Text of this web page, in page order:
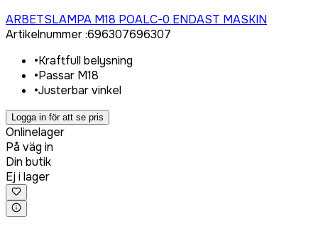
ARBETSLAMPA M18 POALC-0 ENDAST MASKIN
Artikelnummer:696307696307
•Kraftfull belysning
•Passar M18
•Justerbar vinkel
Logga in för att se pris
Onlinelager
På väg in
Din butik
Ej i lager